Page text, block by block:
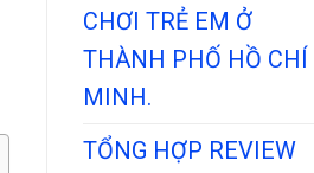
CHƠI TRẺ EM Ở
THÀNH PHỐ HỒ CHÍ
MINH.
TỔNG HỢP REVIEW